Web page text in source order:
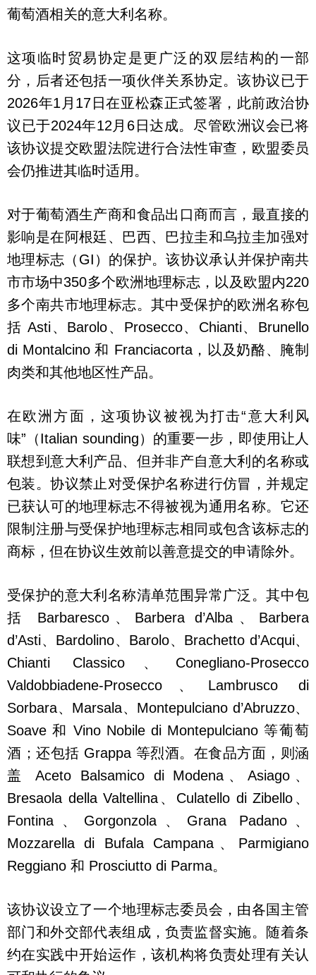
葡萄酒相关的意大利名称。
这项临时贸易协定是更广泛的双层结构的一部
分，后者还包括一项伙伴关系协定。该协议已于
2026年1月17日在亚松森正式签署，此前政治协
议已于2024年12月6日达成。尽管欧洲议会已将
该协议提交欧盟法院进行合法性审查，欧盟委员
会仍推进其临时适用。
对于葡萄酒生产商和食品出口商而言，最直接的
影响是在阿根廷、巴西、巴拉圭和乌拉圭加强对
地理标志（GI）的保护。该协议承认并保护南共
市市场中350多个欧洲地理标志，以及欧盟内220
多个南共市地理标志。其中受保护的欧洲名称包
括 Asti、Barolo、Prosecco、Chianti、Brunello
di Montalcino 和 Franciacorta，以及奶酪、腌制
肉类和其他地区性产品。
在欧洲方面，这项协议被视为打击“意大利风
味”（Italian sounding）的重要一步，即使用让人
联想到意大利产品、但并非产自意大利的名称或
包装。协议禁止对受保护名称进行仿冒，并规定
已获认可的地理标志不得被视为通用名称。它还
限制注册与受保护地理标志相同或包含该标志的
商标，但在协议生效前以善意提交的申请除外。
受保护的意大利名称清单范围异常广泛。其中包
括 Barbaresco、Barbera d’Alba、Barbera
d’Asti、Bardolino、Barolo、Brachetto d’Acqui、
Chianti Classico、Conegliano-Prosecco
Valdobbiadene-Prosecco、Lambrusco di
Sorbara、Marsala、Montepulciano d’Abruzzo、
Soave 和 Vino Nobile di Montepulciano 等葡萄
酒；还包括 Grappa 等烈酒。在食品方面，则涵
盖 Aceto Balsamico di Modena、Asiago、
Bresaola della Valtellina、Culatello di Zibello、
Fontina、Gorgonzola、Grana Padano、
Mozzarella di Bufala Campana、Parmigiano
Reggiano 和 Prosciutto di Parma。
该协议设立了一个地理标志委员会，由各国主管
部门和外交部代表组成，负责监督实施。随着条
约在实践中开始运作，该机构将负责处理有关认